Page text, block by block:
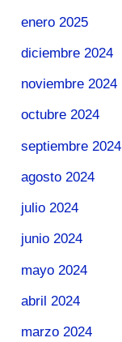
enero 2025
diciembre 2024
noviembre 2024
octubre 2024
septiembre 2024
agosto 2024
julio 2024
junio 2024
mayo 2024
abril 2024
marzo 2024